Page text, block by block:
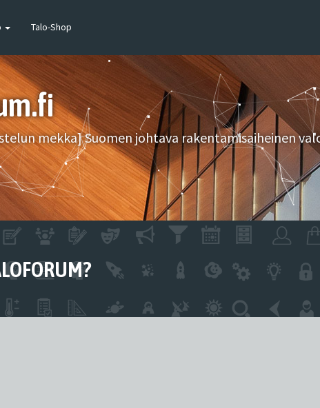
Talo-Shop
mekka] Suomen johtava rakentamisaiheinen